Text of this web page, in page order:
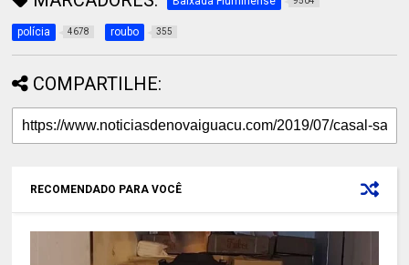
polícia 4678 roubo 355
COMPARTILHE:
RECOMENDADO PARA VOCÊ